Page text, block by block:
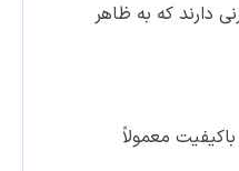
دارند که به ظاهر
معمولاً